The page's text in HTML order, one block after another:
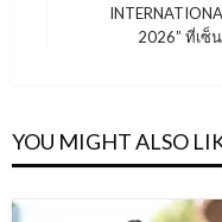
2026” ที่เซ็
YOU MIGHT ALSO